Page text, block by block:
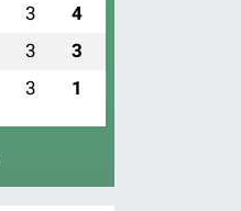
3 4
3 3
3 1